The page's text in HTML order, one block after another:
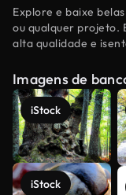
Explore e baixe
ou qualquer projeto.
alta qualidade e
Imagens de
iStock
iStock